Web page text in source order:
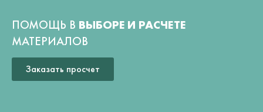
ПОМОЩЬ В ВЫБОРЕ И РАСЧЕТЕ
МАТЕРИАЛОВ
Заказать просчет